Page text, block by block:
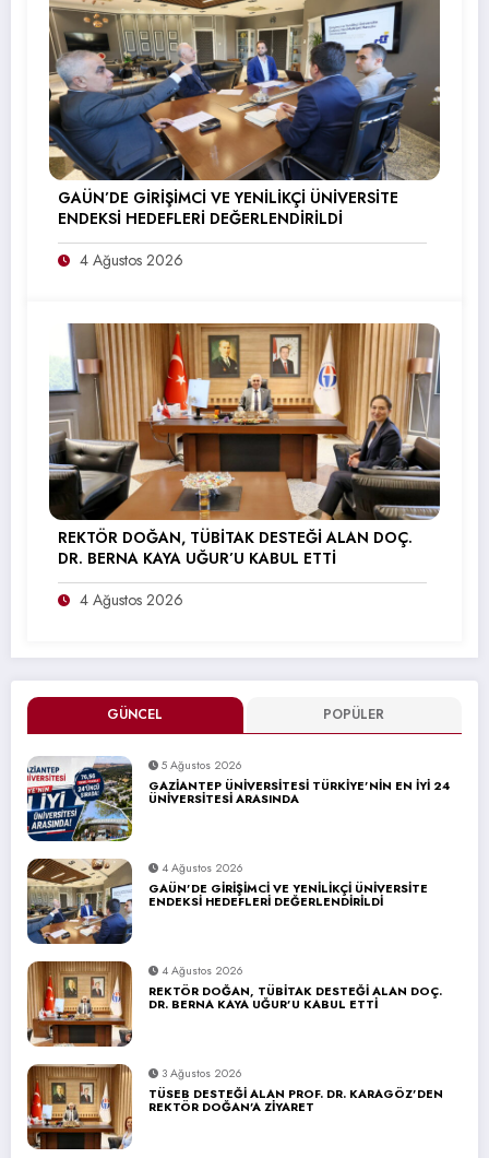
GÜNCEL POPÜLER
5 Ağustos 2026
GAZİANTEP ÜNİVERSİTESİ TÜRKİYE’NİN EN İYİ 24
ÜNİVERSİTESİ ARASINDA
4 Ağustos 2026
GAÜN’DE GİRİŞİMCİ VE YENİLİKÇİ ÜNİVERSİTE
ENDEKSİ HEDEFLERİ DEĞERLENDİRİLDİ
4 Ağustos 2026
REKTÖR DOĞAN, TÜBİTAK DESTEĞİ ALAN DOÇ.
DR. BERNA KAYA UĞUR’U KABUL ETTİ
3 Ağustos 2026
TÜSEB DESTEĞİ ALAN PROF. DR. KARAGÖZ’DEN
REKTÖR DOĞAN’A ZİYARET
GAÜN’DE GİRİŞİMCİ VE YENİLİKÇİ ÜNİVERSİTE
ENDEKSİ HEDEFLERİ DEĞERLENDİRİLDİ
4 Ağustos 2026
REKTÖR DOĞAN, TÜBİTAK DESTEĞİ ALAN DOÇ.
DR. BERNA KAYA UĞUR’U KABUL ETTİ
4 Ağustos 2026